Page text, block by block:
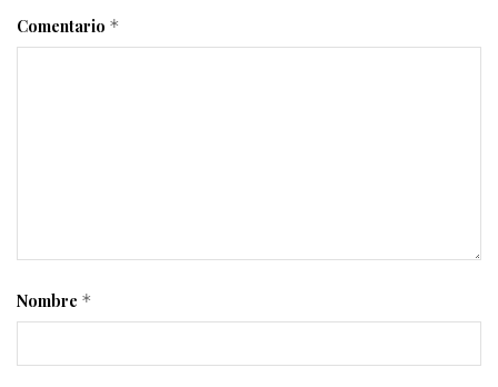
Comentario *
Nombre *